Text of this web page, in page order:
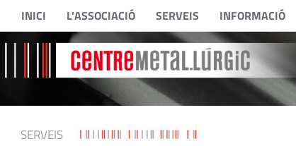
INICI L'ASSOCIACIÓ SERVEIS INFORMACIÓ
SERVEIS